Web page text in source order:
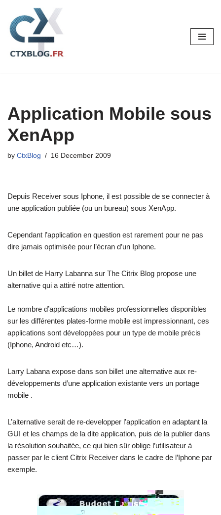
Skip
to
content
Application Mobile sous
XenApp
by CtxBlog 16 December 2009
Depuis Receiver sous Iphone, il est possible de se connecter à
une application publiée (ou un bureau) sous XenApp.
Cependant l’application en question est rarement pour ne pas
dire jamais optimisée pour l’écran d’un Iphone.
Un billet de Harry Labanna sur The Citrix Blog propose une
alternative qui a attiré notre attention.
Le nombre d’applications mobiles professionnelles disponibles
sur les différentes plates-forme mobile est impressionnant, ces
applications sont développées pour un type de mobile précis
(Iphone, Android etc…).
Larry Labana expose dans son billet une alternative aux re-
développements d’une application existante vers un portage
mobile .
L’alternative serait de re-developper l’application en adaptant la
GUI et les champs de la dite application, puis de la publier dans
la résolution souhaitée, ce qui bien sûr oblige l’utilisateur à
passer par le client Citrix Receiver dans le cadre de l’Iphone par
exemple.